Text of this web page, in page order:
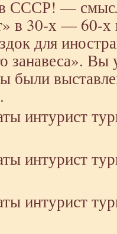
СССР! —
в 30-х — 60-х
для
занавеса». Вы
были